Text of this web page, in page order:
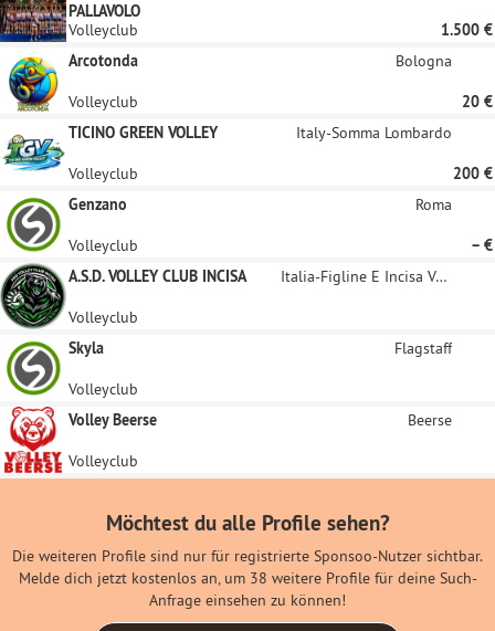
PALLAVOLO
Volleyclub
1.500 €
Arcotonda
Bologna
Volleyclub
20 €
TICINO GREEN VOLLEY
Italy-Somma Lombardo
Volleyclub
200 €
Genzano
Roma
Volleyclub
– €
A.S.D. VOLLEY CLUB INCISA
Italia-Figline E Incisa Valdarno
Volleyclub
Skyla
Flagstaff
Volleyclub
Volley Beerse
Beerse
Volleyclub
Möchtest du alle Profile sehen?
Die weiteren Profile sind nur für registrierte Sponsoo-Nutzer sichtbar.
Melde dich jetzt kostenlos an, um 38 weitere Profile für deine Such-
Anfrage einsehen zu können!